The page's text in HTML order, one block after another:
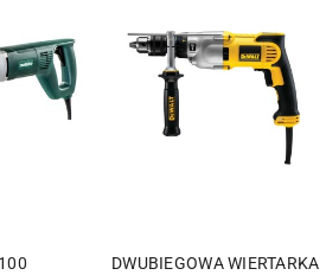
DWUBIEGOWA WIERTARKA